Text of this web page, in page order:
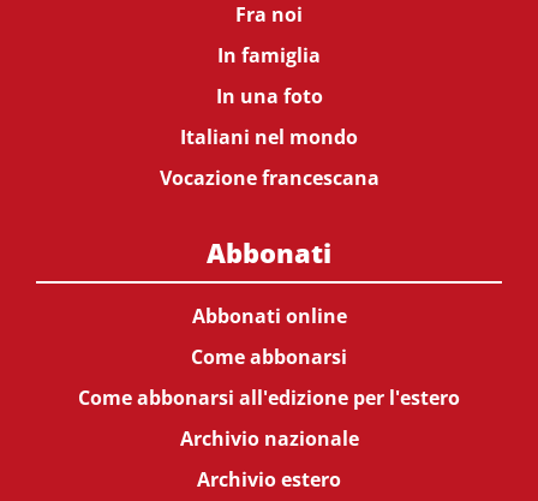
Fra noi
In famiglia
In una foto
Italiani nel mondo
Vocazione francescana
Abbonati
Abbonati online
Come abbonarsi
Come abbonarsi all'edizione per l'estero
Archivio nazionale
Archivio estero